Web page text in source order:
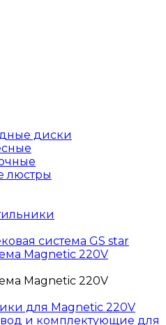
диски
люстры
система GS star
Magnetic 220V
Magnetic 220V
для Magnetic 220V
и комплектующие для